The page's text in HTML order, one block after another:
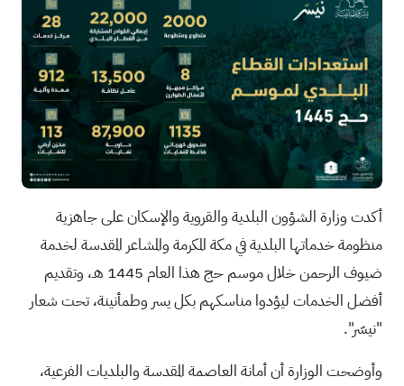
أكدت وزارة الشؤون البلدية والقروية والإسكان على جاهزية
منظومة خدماتها البلدية في مكة المكرمة والمشاعر المقدسة لخدمة
ضيوف الرحمن خلال موسم حج هذا العام 1445 هـ، وتقديم
أفضل الخدمات ليؤدوا مناسكهم بكل يسر وطمأنينة، تحت شعار
"نيسّر".
وأوضحت الوزارة أن أمانة العاصمة المقدسة والبلديات الفرعية،